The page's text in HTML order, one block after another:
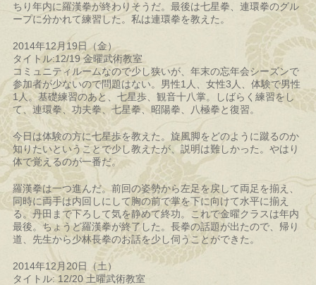
ちり年内に羅漢拳が終わりそうだ。最後は七星拳、連環拳のグル
ープに分かれて練習した。私は連環拳を教えた。
2014年12月19日（金）
タイトル:12/19 金曜武術教室
コミュニティルームなので少し狭いが、年末の忘年会シーズンで
参加者が少ないので問題はない。男性1人、女性3人、体験で男性
1人。基礎練習のあと、七星歩、観音十八掌。しばらく練習をし
て、連環拳、功夫拳、七星拳、昭陽拳、八極拳と復習。
今日は体験の方に七星歩を教えた。旋風脚をどのように蹴るのか
知りたいということで少し教えたが、説明は難しかった。やはり
体で覚えるのが一番だ。
羅漢拳は一つ進んだ。前回の姿勢から左足を戻して両足を揃え、
同時に両手は内回しにして胸の前で掌を下に向けて水平に揃え
る。丹田まで下ろして気を静めて終功。これで金曜クラスは年内
最後。ちょうど羅漢拳が終了した。長拳の話題が出たので、帰り
道、先生から少林長拳のお話を少し伺うことができた。
2014年12月20日（土）
タイトル: 12/20 土曜武術教室